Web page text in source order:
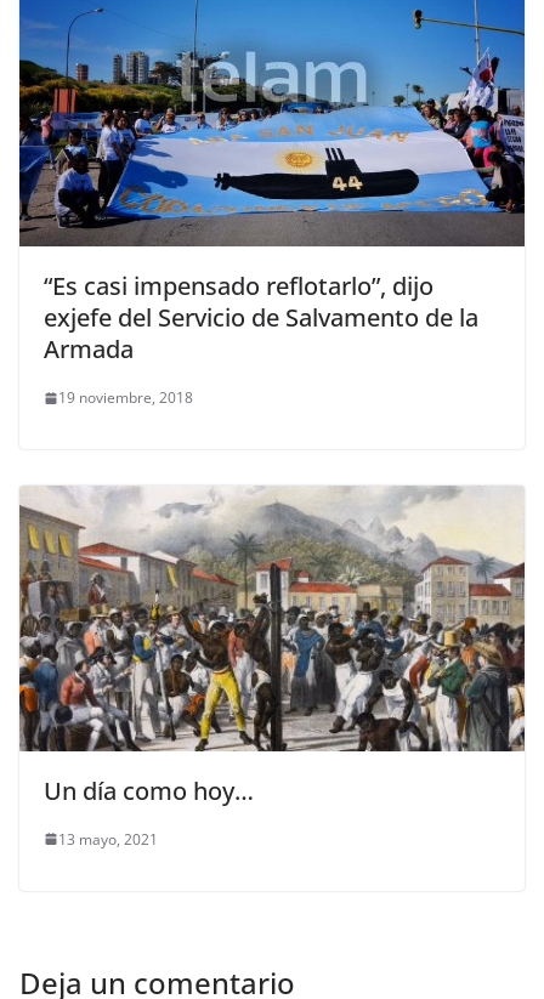
“Es casi impensado reflotarlo”, dijo
exjefe del Servicio de Salvamento de la
Armada
19 noviembre, 2018
Un día como hoy…
13 mayo, 2021
Deja un comentario